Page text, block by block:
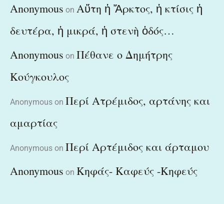
Anonymous on Αὕτη ἡ Ἄρκτος, ἡ κτίσις ἡ
δευτέρα, ἡ μικρά, ἡ στενὴ ὁδός…
Anonymous on Πέθανε ο Δημήτρης
Κούγκουλος
Anonymous on Περί Ατρέμιδος, αρτάνης και
αμαρτίας
Anonymous on Περί Αρτέμιδος και άρταμου
Anonymous on Κηφάς- Καφεύς -Κηφεύς